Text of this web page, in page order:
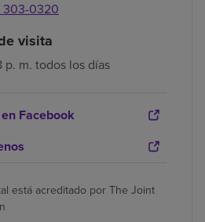
303-0320
visita
p. m. todos los días
Facebook
está acreditado por The Joint